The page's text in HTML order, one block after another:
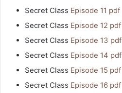
Secret Class Episode 11 pdf
Secret Class Episode 12 pdf
Secret Class Episode 13 pdf
Secret Class Episode 14 pdf
Secret Class Episode 15 pdf
Secret Class Episode 16 pdf